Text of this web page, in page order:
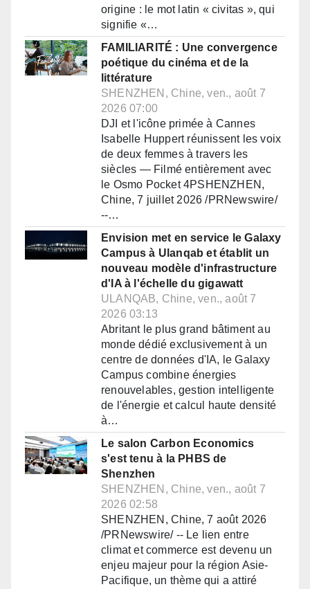
origine : le mot latin « civitas », qui
signifie «…
FAMILIARITÉ : Une convergence
poétique du cinéma et de la
littérature
SHENZHEN, Chine, ven., août 7
2026 07:00
DJI et l'icône primée à Cannes
Isabelle Huppert réunissent les voix
de deux femmes à travers les
siècles — Filmé entièrement avec
le Osmo Pocket 4PSHENZHEN,
Chine, 7 juillet 2026 /PRNewswire/
--…
Envision met en service le Galaxy
Campus à Ulanqab et établit un
nouveau modèle d'infrastructure
d'IA à l'échelle du gigawatt
ULANQAB, Chine, ven., août 7
2026 03:13
Abritant le plus grand bâtiment au
monde dédié exclusivement à un
centre de données d'IA, le Galaxy
Campus combine énergies
renouvelables, gestion intelligente
de l'énergie et calcul haute densité
à…
Le salon Carbon Economics
s'est tenu à la PHBS de
Shenzhen
SHENZHEN, Chine, ven., août 7
2026 02:58
SHENZHEN, Chine, 7 août 2026
/PRNewswire/ -- Le lien entre
climat et commerce est devenu un
enjeu majeur pour la région Asie-
Pacifique, un thème qui a attiré